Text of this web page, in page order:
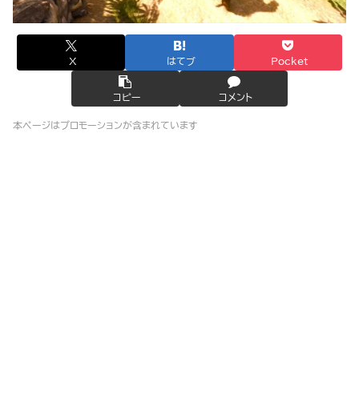
X はてブ Pocket
コピー コメント
本ページはプロモーションが含まれています